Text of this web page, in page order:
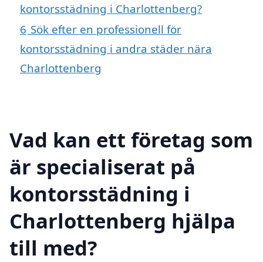
kontorsstädning i Charlottenberg?
6 Sök efter en professionell för
kontorsstädning i andra städer nära
Charlottenberg
Vad kan ett företag som
är specialiserat på
kontorsstädning i
Charlottenberg hjälpa
till med?